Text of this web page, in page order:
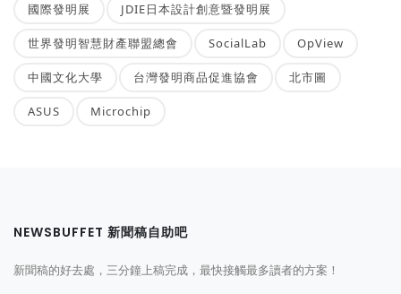
國際發明展 JDIE日本設計創意暨發明展
世界發明智慧財產聯盟總會 SocialLab OpView
中國文化大學 台灣發明商品促進協會 北市圖
ASUS Microchip
NEWSBUFFET 新聞稿自助吧
新聞稿的好去處，三分鐘上稿完成，最快接觸最多讀者的方案！